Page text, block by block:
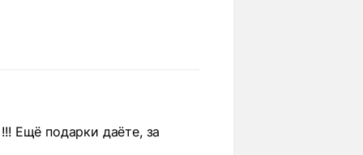
Ещё подарки даёте, за